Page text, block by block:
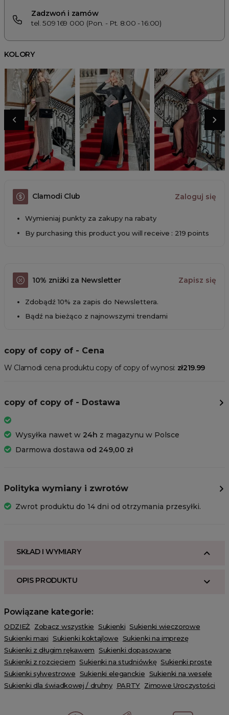
Zadzwoń i zamów
tel. 509 169 000 (Pon. - Pt. 8:00 - 16:00)
KOLORY
Clamodi Club Zaloguj się
Wymieniaj punkty za zakupy na rabaty
By purchasing this product you will receive : 219 points
10% zniżki za Newsletter Zapisz się
Zdobądź 10% za zapis do Newslettera.
Bądź na bieżąco z najnowszymi trendami
copy of copy of - Cena
W Clamodi cena produktu copy of copy of wynosi: zł219.99
copy of copy of - Dostawa
Wysyłka nawet w 24h z magazynu w Polsce
Darmowa dostawa od 249,00 zł
Polityka wymiany i zwrotów
Zwrot produktu do 14 dni od otrzymania przesyłki.
SKŁAD I WYMIARY
OPIS PRODUKTU
Powiązane kategorie:
ODZIEŻ Zobacz wszystkie Sukienki Sukienki wieczorowe
Sukienki maxi Sukienki koktajlowe Sukienki na imprezę
Sukienki z długim rękawem Sukienki dopasowane
Sukienki z rozcięciem Sukienki na studniówkę Sukienki proste
Sukienki sylwestrowe Sukienki eleganckie Sukienki na wesele
Sukienki dla świadkowej / druhny PARTY Zimowe Uroczystości